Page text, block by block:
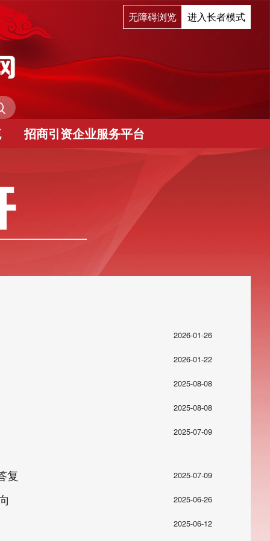
无障碍浏览 进入长者模式
招商引资企业服务平台
2026-01-26
2026-01-22
2025-08-08
2025-08-08
2025-07-09
复 2025-07-09
2025-06-26
2025-06-12